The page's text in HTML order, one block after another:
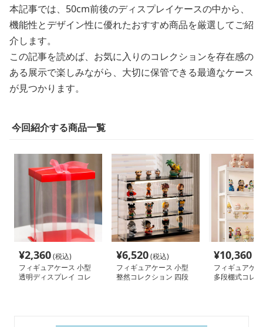
本記事では、50cm前後のディスプレイケースの中から、
機能性とデザイン性に優れたおすすめ商品を厳選してご紹
介します。
この記事を読めば、お気に入りのコレクションを存在感の
ある展示で楽しみながら、大切に保管できる最適なケース
が見つかります。
今回紹介する商品一覧
¥2,360(税込)
フィギュアケース 小型
透明ディスプレイ コレ
¥6,520(税込)
フィギュアケース 小型
整然コレクション 四段
¥10,360
フィギュアケ
多段棚式コレ